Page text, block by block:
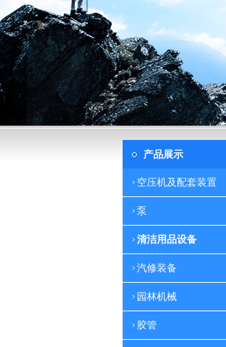
产品展示
空压机及配套装置
泵
清洁用品设备
汽修装备
园林机械
胶管